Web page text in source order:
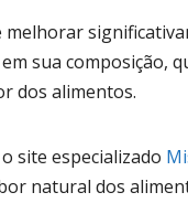
sua composição,
dos alimentos.
site especializado
natural dos